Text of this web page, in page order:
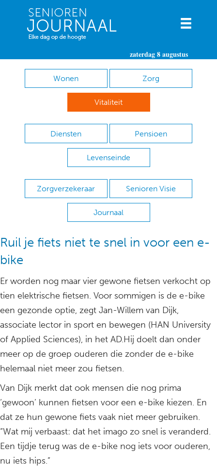
zaterdag 8 augustus
Wonen Zorg
Vitaliteit
Diensten Pensioen
Levenseinde
Zorgverzekeraar Senioren Visie
Journaal
Ruil je fiets niet te snel in voor een e-
bike
Er worden nog maar vier gewone fietsen verkocht op
tien elektrische fietsen. Voor sommigen is de e-bike
een gezonde optie, zegt Jan-Willem van Dijk,
associate lector in sport en bewegen (HAN University
of Applied Sciences), in het AD.Hij doelt dan onder
meer op de groep ouderen die zonder de e-bike
helemaal niet meer zou fietsen.
Van Dijk merkt dat ook mensen die nog prima
‘gewoon’ kunnen fietsen voor een e-bike kiezen. En
dat ze hun gewone fiets vaak niet meer gebruiken.
“Wat mij verbaast: dat het imago zo snel is veranderd.
Een tijdje terug was de e-bike nog iets voor ouderen,
nu iets hips.”